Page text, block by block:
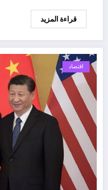
قراءة المزيد
اقتصاد